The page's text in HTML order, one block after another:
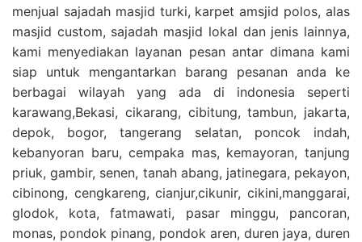
menjual sajadah masjid turki, karpet amsjid polos, alas
masjid custom, sajadah masjid lokal dan jenis lainnya,
kami menyediakan layanan pesan antar dimana kami
siap untuk mengantarkan barang pesanan anda ke
berbagai wilayah yang ada di indonesia seperti
karawang,Bekasi, cikarang, cibitung, tambun, jakarta,
depok, bogor, tangerang selatan, poncok indah,
kebanyoran baru, cempaka mas, kemayoran, tanjung
priuk, gambir, senen, tanah abang, jatinegara, pekayon,
cibinong, cengkareng, cianjur,cikunir, cikini,manggarai,
glodok, kota, fatmawati, pasar minggu, pancoran,
monas, pondok pinang, pondok aren, duren jaya, duren